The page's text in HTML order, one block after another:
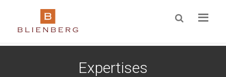
ZOEKEN
Expertises